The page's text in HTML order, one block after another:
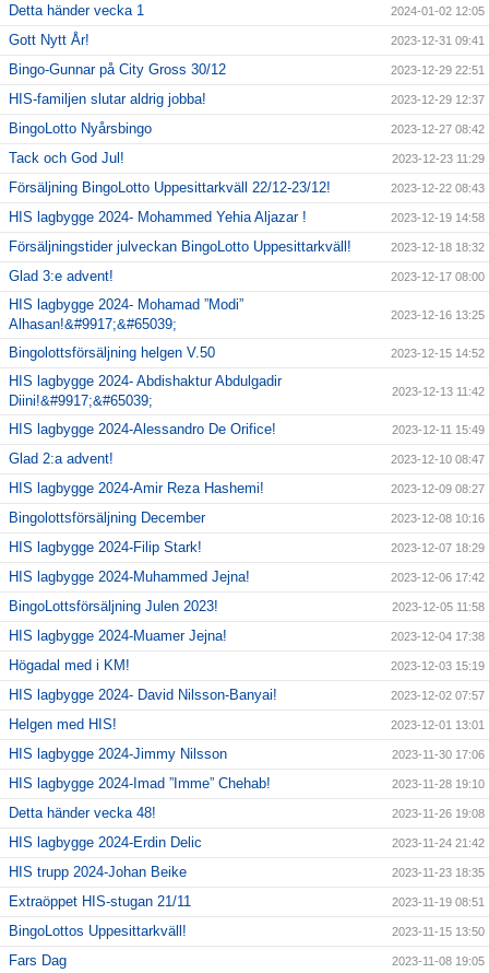
Detta händer vecka 1 2024-01-02 12:05
Gott Nytt År! 2023-12-31 09:41
Bingo-Gunnar på City Gross 30/12 2023-12-29 22:51
HIS-familjen slutar aldrig jobba! 2023-12-29 12:37
BingoLotto Nyårsbingo 2023-12-27 08:42
Tack och God Jul! 2023-12-23 11:29
Försäljning BingoLotto Uppesittarkväll 22/12-23/12! 2023-12-22 08:43
HIS lagbygge 2024- Mohammed Yehia Aljazar ! 2023-12-19 14:58
Försäljningstider julveckan BingoLotto Uppesittarkväll! 2023-12-18 18:32
Glad 3:e advent! 2023-12-17 08:00
HIS lagbygge 2024- Mohamad ”Modi”
Alhasan!&#9917;&#65039;
2023-12-16 13:25
Bingolottsförsäljning helgen V.50 2023-12-15 14:52
HIS lagbygge 2024- Abdishaktur Abdulgadir
Diini!&#9917;&#65039;
2023-12-13 11:42
HIS lagbygge 2024-Alessandro De Orifice! 2023-12-11 15:49
Glad 2:a advent! 2023-12-10 08:47
HIS lagbygge 2024-Amir Reza Hashemi! 2023-12-09 08:27
Bingolottsförsäljning December 2023-12-08 10:16
HIS lagbygge 2024-Filip Stark! 2023-12-07 18:29
HIS lagbygge 2024-Muhammed Jejna! 2023-12-06 17:42
BingoLottsförsäljning Julen 2023! 2023-12-05 11:58
HIS lagbygge 2024-Muamer Jejna! 2023-12-04 17:38
Högadal med i KM! 2023-12-03 15:19
HIS lagbygge 2024- David Nilsson-Banyai! 2023-12-02 07:57
Helgen med HIS! 2023-12-01 13:01
HIS lagbygge 2024-Jimmy Nilsson 2023-11-30 17:06
HIS lagbygge 2024-Imad ”Imme” Chehab! 2023-11-28 19:10
Detta händer vecka 48! 2023-11-26 19:08
HIS lagbygge 2024-Erdin Delic 2023-11-24 21:42
HIS trupp 2024-Johan Beike 2023-11-23 18:35
Extraöppet HIS-stugan 21/11 2023-11-19 08:51
BingoLottos Uppesittarkväll! 2023-11-15 13:50
Fars Dag 2023-11-08 19:05